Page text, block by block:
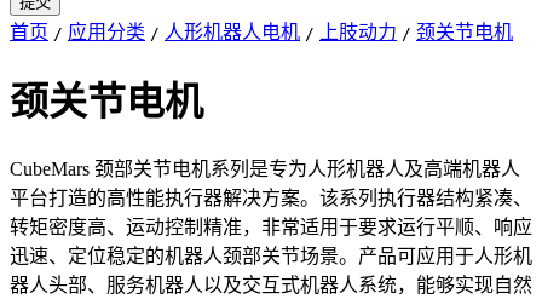
首页 / 应用分类 / 人形机器人电机 / 上肢动力 / 颈关节电机
颈关节电机
CubeMars 颈部关节电机系列是专为人形机器人及高端机器人
平台打造的高性能执行器解决方案。该系列执行器结构紧凑、
转矩密度高、运动控制精准，非常适用于要求运行平顺、响应
迅速、定位稳定的机器人颈部关节场景。产品可应用于人形机
器人头部、服务机器人以及交互式机器人系统，能够实现自然